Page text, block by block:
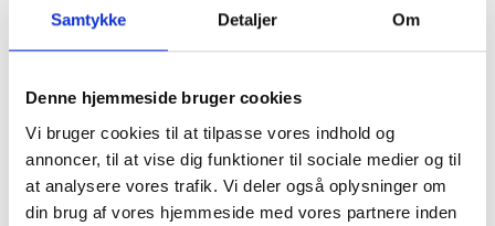
Samtykke Detaljer Om
Denne hjemmeside bruger cookies
Vi bruger cookies til at tilpasse vores indhold og
annoncer, til at vise dig funktioner til sociale medier og til
at analysere vores trafik. Vi deler også oplysninger om
din brug af vores hjemmeside med vores partnere inden